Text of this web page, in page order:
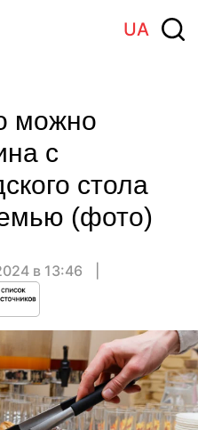
UA
можно
с
стола
(фото)
в 13:46